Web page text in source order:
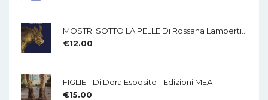
€12.00
FIGLIE - Di Dora Esposito - Edizioni MEA
€15.00